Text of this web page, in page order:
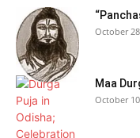
October
Maa
October